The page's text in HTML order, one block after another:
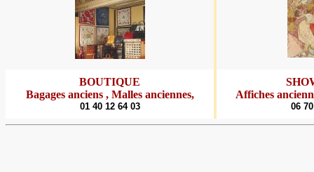
BOUTIQUE
Bagages anciens , Malles anciennes,
01 40 12 64 03
Affiches
06